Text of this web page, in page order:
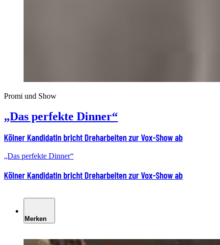
Promi und Show
„Das perfekte Dinner“
Kölner Kandidatin bricht Dreharbeiten zur Vox-Show ab
„Das perfekte Dinner“
Kölner Kandidatin bricht Dreharbeiten zur Vox-Show ab
Merken